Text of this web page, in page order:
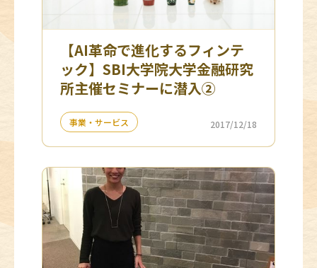
【AI革命で進化するフィンテ
ック】SBI大学院大学金融研究
所主催セミナーに潜入②
事業・サービス 2017/12/18